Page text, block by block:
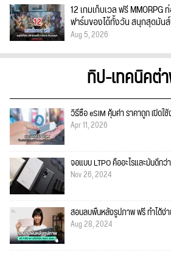
12 เกมเก็บเวล ฟรี
ฟาร์มของได้ทั้งวัน สนุกสุดมัน
Aug 5, 2026
ทิป-เทคนิคต่
วิธีซื้อ eSIM คุ้มค่า ราคาถูก เปิดใ
Apr 11, 2026
จอแบบ LTPO คืออะไรและมันดีก
Nov 26, 2024
สอนลบพื้นหลังรูปภาพ ฟรี ทำได้ง่
Aug 28, 2024